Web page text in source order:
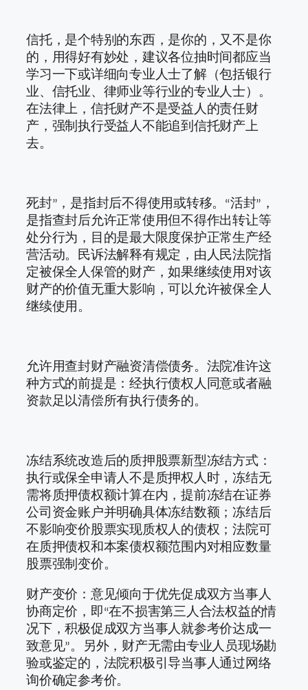
信托，是个特别的东西，是你的，又不是你
的，用得好有妙处，建议各位抽时间都应当
学习一下或详细向专业人士了解（包括银行
业、信托业、律师业等行业的专业人士）。
在法律上，信托财产不是受益人的责任财
产，强制执行受益人不能追到信托财产上
去。
死封”，是指封后不得使用或转移。“活封”，
是指查封后允许正常使用但不得作出转让等
处分行为，目的是最大限度保护正常生产经
营活动。民诉法解释有规定，由人民法院指
定被保全人保管的财产，如果继续使用对该
财产的价值无重大影响，可以允许被保全人
继续使用。
允许用查封财产融资清偿债务。法院准许这
种方式的前提是：经执行债权人同意或者融
资款足以清偿所有执行债务的。
冻结系统改造后的质押股票新型冻结方式：
执行或保全申请人不是质押权人时，冻结无
需将质押债权额计算在内，提前冻结在证券
公司资金账户并明确具体冻结数额；冻结后
不影响变价股票实现质权人的债权；法院可
在质押债权和本案债权额范围内对相应数量
股票强制变价。
财产变价：意见倾向于优先促成双方当事人
协商定价，即“在不损害第三人合法权益的情
况下，积极促成双方当事人就参考价达成一
致意见”。另外，财产无需由专业人员现场勘
验或鉴定的，法院积极引导当事人通过网络
询价确定参考价。